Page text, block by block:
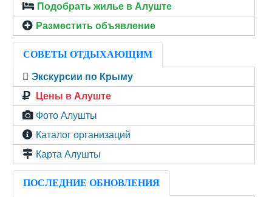
Подобрать жилье в Алуште
Разместить объявление
СОВЕТЫ ОТДЫХАЮЩИМ
Экскурсии по Крыму
Цены в Алуште
Фото Алушты
Каталог организаций
Карта Алушты
ПОСЛЕДНИЕ ОБНОВЛЕНИЯ